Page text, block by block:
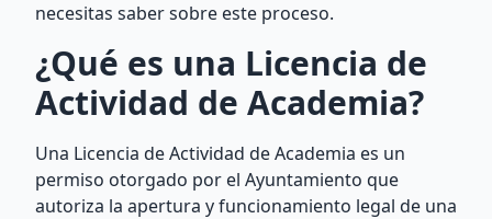
necesitas saber sobre este proceso.
¿Qué es una Licencia de
Actividad de Academia?
Una Licencia de Actividad de Academia es un
permiso otorgado por el Ayuntamiento que
autoriza la apertura y funcionamiento legal de una